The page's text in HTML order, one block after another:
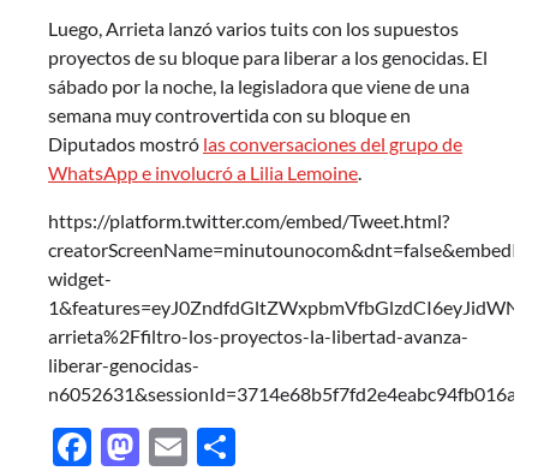
Luego, Arrieta lanzó varios tuits con los supuestos
proyectos de su bloque para liberar a los genocidas. El
sábado por la noche, la legisladora que viene de una
semana muy controvertida con su bloque en
Diputados mostró las conversaciones del grupo de
WhatsApp e involucró a Lilia Lemoine
https://platform.twitter.com/embed/Tweet.html?
widget-
arrieta%2Ffiltro-los-proyectos-la-libertad-avanza-
liberar-genocidas-
Facebook
Mastodon
Email